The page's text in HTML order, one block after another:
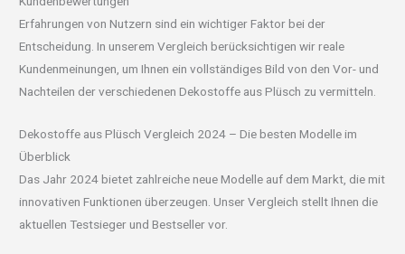
Erfahrungen von Nutzern sind ein wichtiger Faktor bei der
Entscheidung. In unserem Vergleich berücksichtigen wir reale
Kundenmeinungen, um Ihnen ein vollständiges Bild von den Vor- und
Nachteilen der verschiedenen Dekostoffe aus Plüsch zu vermitteln.
Dekostoffe aus Plüsch Vergleich 2024 – Die besten Modelle im
Überblick
Das Jahr 2024 bietet zahlreiche neue Modelle auf dem Markt, die mit
innovativen Funktionen überzeugen. Unser Vergleich stellt Ihnen die
aktuellen Testsieger und Bestseller vor.